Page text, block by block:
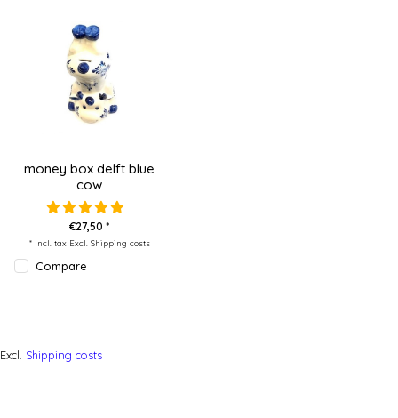
money box delft blue
cow
€27,50 *
* Incl. tax Excl. Shipping costs
Compare
Excl. Shipping costs